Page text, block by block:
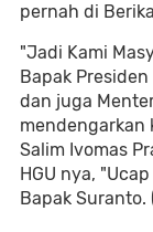
pernah di
"Jadi Kami
Bapak
dan juga
mendengarkan
Salim Ivomas
HGU nya,
Bapak Suranto.